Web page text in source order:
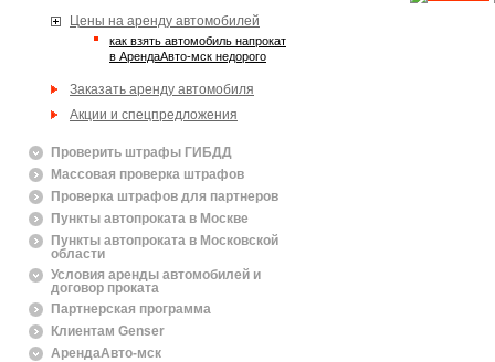
Цены на аренду автомобилей
Как взять автомобиль напрокат
в АрендаАвто-мск недорого
Заказать аренду автомобиля
Акции и спецпредложения
Проверить штрафы ГИБДД
Массовая проверка штрафов
Проверка штрафов для партнеров
Пункты автопроката в Москве
Пункты автопроката в Московской
области
Условия аренды автомобилей и
договор проката
Партнерская программа
Клиентам Genser
АрендаАвто-мск